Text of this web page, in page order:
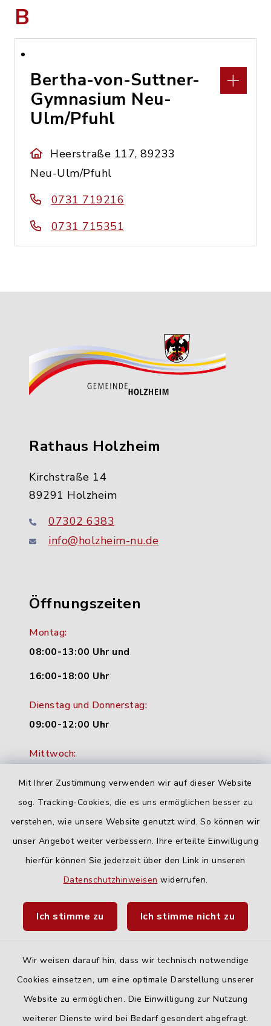
Mit Ihrer Zustimmung verwenden wir auf dieser Website
sog. Tracking-Cookies, die es uns ermöglichen besser zu
verstehen, wie unsere Website genutzt wird. So können wir
unser Angebot weiter verbessern. Ihre erteilte Einwilligung
hierfür können Sie jederzeit über den Link in unseren
Datenschutzhinweisen widerrufen.
Ich stimme zu Ich stimme nicht zu
Wir weisen darauf hin, dass wir technisch notwendige
Cookies einsetzen, um eine optimale Darstellung unserer
Website zu ermöglichen. Die Einwilligung zur Nutzung
weiterer Dienste wird bei Bedarf gesondert abgefragt.
B
Bertha-von-Suttner-
Gymnasium Neu-
Ulm/Pfuhl
Heerstraße 117, 89233
Neu-Ulm/Pfuhl
0731 719216
0731 715351
Rathaus Holzheim
Kirchstraße 14
89291 Holzheim
07302 6383
info@holzheim-nu.de
Öffnungszeiten
Montag:
08:00-13:00 Uhr und
16:00-18:00 Uhr
Dienstag und Donnerstag:
09:00-12:00 Uhr
Mittwoch:
Freitag:
geschlossen
Quicklinks
Fahrplanauskunft DING